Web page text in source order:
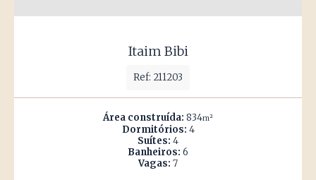
Itaim Bibi
Ref: 211203
Área construída: 834m²
Dormitórios: 4
Suítes: 4
Banheiros: 6
Vagas: 7